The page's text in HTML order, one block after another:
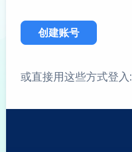
创建账号
或直接用这些方式登入: